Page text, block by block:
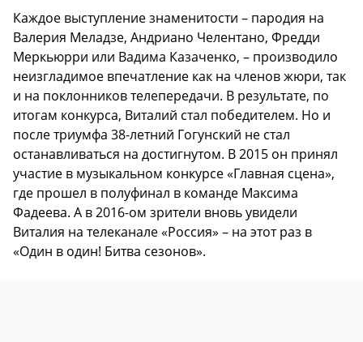
Каждое выступление знаменитости – пародия на
Валерия Меладзе, Андриано Челентано, Фредди
Меркьюрри или Вадима Казаченко, – производило
неизгладимое впечатление как на членов жюри, так
и на поклонников телепередачи. В результате, по
итогам конкурса, Виталий стал победителем. Но и
после триумфа 38-летний Гогунский не стал
останавливаться на достигнутом. В 2015 он принял
участие в музыкальном конкурсе «Главная сцена»,
где прошел в полуфинал в команде Максима
Фадеева. А в 2016-ом зрители вновь увидели
Виталия на телеканале «Россия» – на этот раз в
«Один в один! Битва сезонов».